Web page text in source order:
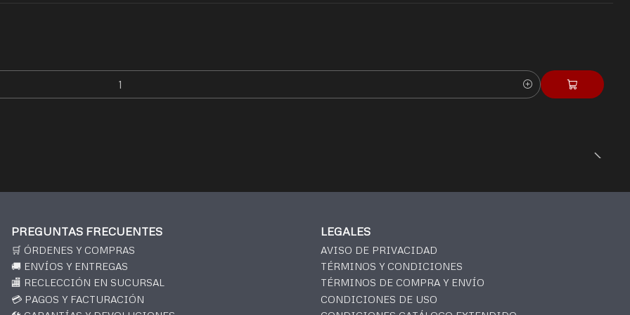
PREGUNTAS FRECUENTES
🛒 ÓRDENES Y COMPRAS
🚚 ENVÍOS Y ENTREGAS
🏬 RECLECCIÓN EN SUCURSAL
💳 PAGOS Y FACTURACIÓN
LEGALES
AVISO DE PRIVACIDAD
TÉRMINOS Y CONDICIONES
TÉRMINOS DE COMPRA Y ENVÍO
CONDICIONES DE USO